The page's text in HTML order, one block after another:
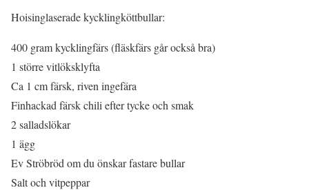
Hoisinglaserade kycklingköttbullar:
400 gram kycklingfärs (fläskfärs går också bra)
1 större vitlöksklyfta
Ca 1 cm färsk, riven ingefära
Finhackad färsk chili efter tycke och smak
2 salladslökar
1 ägg
Ev Ströbröd om du önskar fastare bullar
Salt och vitpeppar